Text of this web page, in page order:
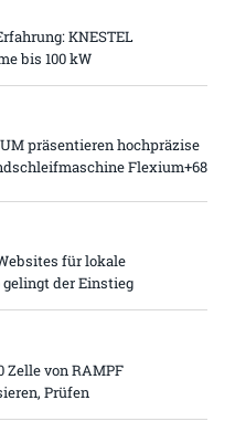
KNESTEL
bis 100 kW
präsentieren hochpräzise
Flexium+68
für lokale
der Einstieg
Zelle von RAMPF
Prüfen